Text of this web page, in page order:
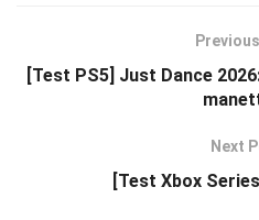
[Test PS5] Just Dance
Next
[Test Xbox